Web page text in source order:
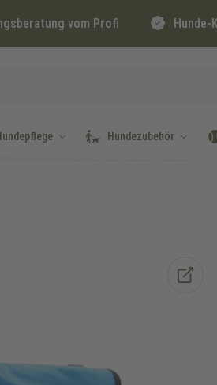
vom Profi Hunde-
Hundezubehör